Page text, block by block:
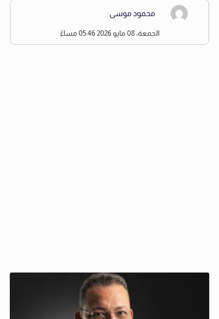
محمود موسى
الجمعة، 08 مايو 2026 05:46 مساءً